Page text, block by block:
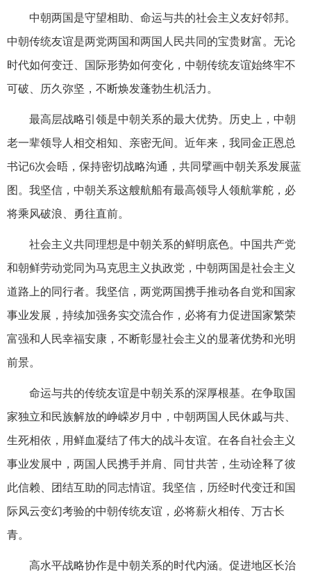
中朝两国是守望相助、命运与共的社会主义友好邻邦。
中朝传统友谊是两党两国和两国人民共同的宝贵财富。无论
时代如何变迁、国际形势如何变化，中朝传统友谊始终牢不
可破、历久弥坚，不断焕发蓬勃生机活力。
最高层战略引领是中朝关系的最大优势。历史上，中朝
老一辈领导人相交相知、亲密无间。近年来，我同金正恩总
书记6次会晤，保持密切战略沟通，共同擘画中朝关系发展蓝
图。我坚信，中朝关系这艘航船有最高领导人领航掌舵，必
将乘风破浪、勇往直前。
社会主义共同理想是中朝关系的鲜明底色。中国共产党
和朝鲜劳动党同为马克思主义执政党，中朝两国是社会主义
道路上的同行者。我坚信，两党两国携手推动各自党和国家
事业发展，持续加强务实交流合作，必将有力促进国家繁荣
富强和人民幸福安康，不断彰显社会主义的显著优势和光明
前景。
命运与共的传统友谊是中朝关系的深厚根基。在争取国
家独立和民族解放的峥嵘岁月中，中朝两国人民休戚与共、
生死相依，用鲜血凝结了伟大的战斗友谊。在各自社会主义
事业发展中，两国人民携手并肩、同甘共苦，生动诠释了彼
此信赖、团结互助的同志情谊。我坚信，历经时代变迁和国
际风云变幻考验的中朝传统友谊，必将薪火相传、万古长
青。
高水平战略协作是中朝关系的时代内涵。促进地区长治